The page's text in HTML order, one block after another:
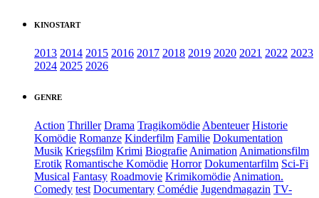
KINOSTART
2013 2014 2015 2016 2017 2018 2019 2020 2021 2022 2023
2024 2025 2026
GENRE
Action Thriller Drama Tragikomödie Abenteuer Historie
Komödie Romanze Kinderfilm Familie Dokumentation
Musik Kriegsfilm Krimi Biografie Animation Animationsfilm
Erotik Romantische Komödie Horror Dokumentarfilm Sci-Fi
Musical Fantasy Roadmovie Krimikomödie Animation.
Comedy test Documentary Comédie Jugendmagazin TV-